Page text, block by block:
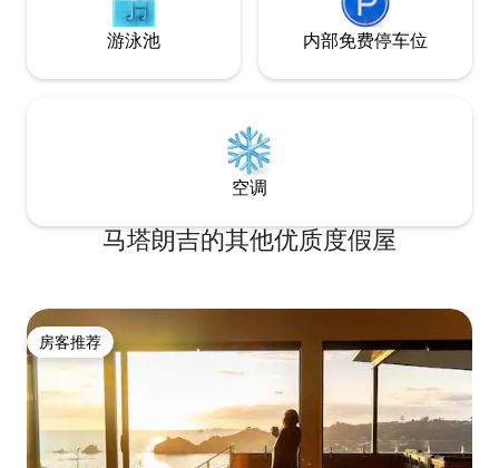
游泳池 内部免费停车位
空调
马塔朗吉的其他优质度假屋
房客推荐
房客推荐